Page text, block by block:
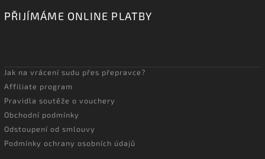
PŘIJÍMÁME ONLINE PLATBY
Jak na vrácení sudu přes přepravce?
Affiliate program
Pravidla soutěže o vouchery
Obchodní podmínky
Odstoupení od smlouvy
Podmínky ochrany osobních údajů